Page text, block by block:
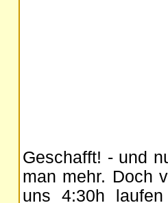
Geschafft! - und
man mehr. Doch
uns 4:30h